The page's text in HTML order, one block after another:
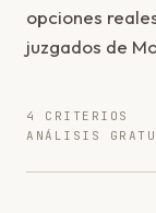
opciones
juzgados de
4 CRITERIOS
ANÁLISIS